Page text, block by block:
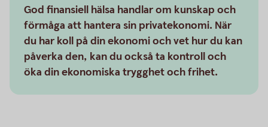
God finansiell hälsa handlar om kunskap och
förmåga att hantera sin privatekonomi. När
du har koll på din ekonomi och vet hur du kan
påverka den, kan du också ta kontroll och
öka din ekonomiska trygghet och frihet.